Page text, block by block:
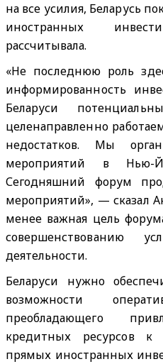
на все усилия, Беларусь
иностранных
рассчитывала.
«Не последнюю роль
информированность
Беларуси
целенаправленно
недостатков. Мы
мероприятий в Нью-
Сегодняшний форум
мероприятий», — сказал
менее важная цель
совершенствованию
деятельности.
Беларуси нужно
возможности
преобладающего
кредитных ресурсов к
прямых иностранных